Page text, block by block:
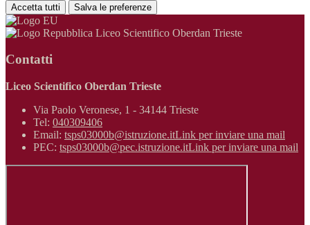
Accetta tutti Salva le preferenze
Liceo Scientifico Oberdan Trieste
Contatti
Liceo Scientifico Oberdan Trieste
Via Paolo Veronese, 1 - 34144 Trieste
Tel: 040309406
Email: tsps03000b@istruzione.itLink per inviare una mail
PEC: tsps03000b@pec.istruzione.itLink per inviare una mail